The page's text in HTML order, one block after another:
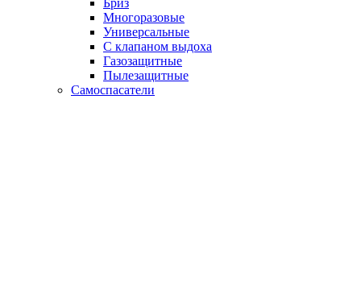
Бриз
Многоразовые
Универсальные
С клапаном выдоха
Газозащитные
Пылезащитные
Самоспасатели